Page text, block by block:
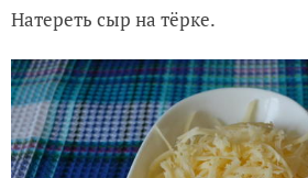
Натереть сыр на тёрке.